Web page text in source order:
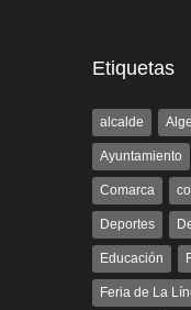
Etiquetas
alcalde
Ayuntamiento
Comarca
Deportes
Educación
Feria de La